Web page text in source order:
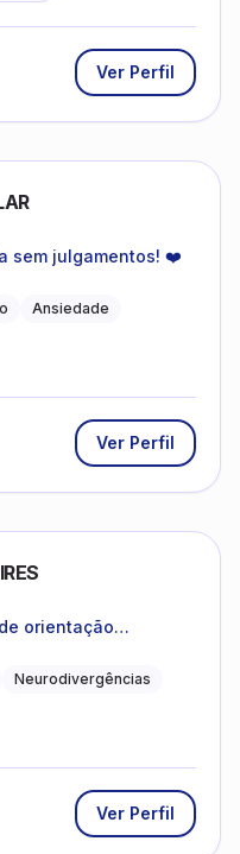
Ver Perfil
sem julgamentos! ❤️
Ansiedade
Ver Perfil
orientação
Neurodivergências
Ver Perfil